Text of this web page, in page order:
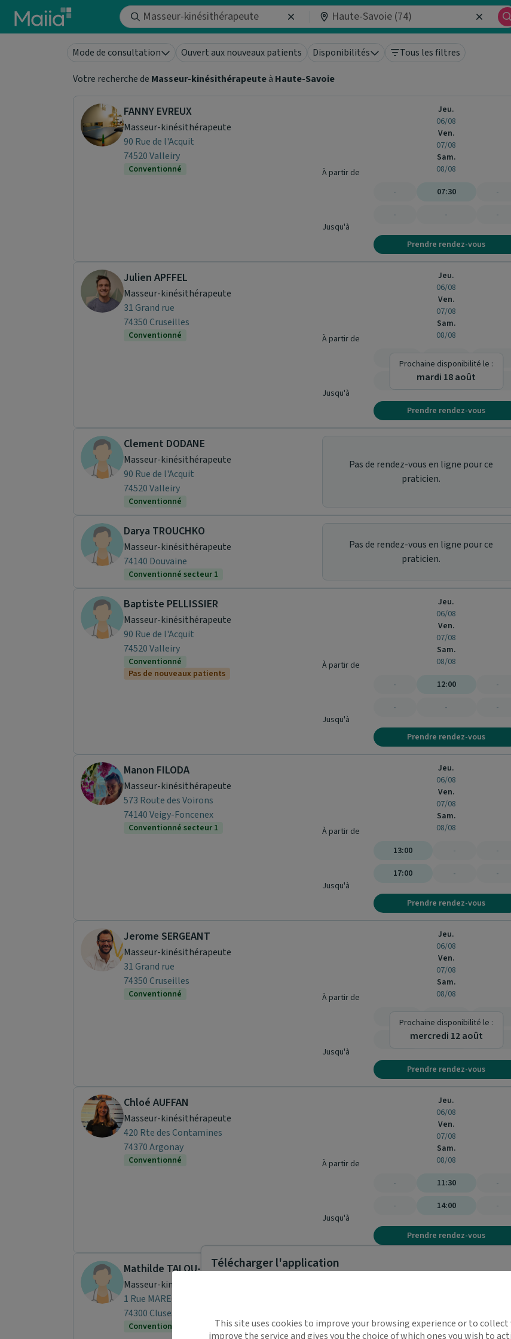
Aller au contenu principal
Mode de consultation Ouvert aux nouveaux patients Disponibilités
Tous les filtres
Votre recherche de Masseur-kinésithérapeuteà Haute-Savoie
FANNY EVREUX
Masseur-kinésithérapeute
90 Rue de l'Acquit
74520 Valleiry
Conventionné À partir de
Jusqu'à
Jeu.
06/08
Ven.
07/08
Sam.
08/08
-
-
07:30
-
-
-
Prendre rendez-vous
Julien APFFEL
Masseur-kinésithérapeute
31 Grand rue
74350 Cruseilles
Conventionné À partir de
Jusqu'à
Jeu.
06/08
Ven.
07/08
Sam.
08/08
-
Prochaine disponibilité le :
mardi 18 août
Prendre rendez-vous
Clement DODANE
Masseur-kinésithérapeute
90 Rue de l'Acquit
74520 Valleiry
Conventionné
Pas de rendez-vous en ligne pour ce
praticien.
Darya TROUCHKO
Masseur-kinésithérapeute
74140 Douvaine
Conventionné secteur 1
Pas de rendez-vous en ligne pour ce
praticien.
Baptiste PELLISSIER
Masseur-kinésithérapeute
90 Rue de l'Acquit
74520 Valleiry
Conventionné
Pas de nouveaux patients
À partir de
Jusqu'à
Jeu.
06/08
Ven.
07/08
Sam.
08/08
-
-
12:00
-
-
-
Prendre rendez-vous
Manon FILODA
Masseur-kinésithérapeute
573 Route des Voirons
74140 Veigy-Foncenex
Conventionné secteur 1 À partir de
Jusqu'à
Jeu.
06/08
Ven.
07/08
Sam.
08/08
13:00
17:00
-
-
-
-
Prendre rendez-vous
Jerome SERGEANT
Masseur-kinésithérapeute
31 Grand rue
74350 Cruseilles
Conventionné À partir de
Jusqu'à
Jeu.
06/08
Ven.
07/08
Sam.
08/08
-
Prochaine disponibilité le :
mercredi 12 août
Prendre rendez-vous
Chloé AUFFAN
Masseur-kinésithérapeute
420 Rte des Contamines
74370 Argonay
Conventionné À partir de
Jusqu'à
Jeu.
06/08
Ven.
07/08
Sam.
08/08
-
-
11:30
14:00
-
-
Prendre rendez-vous
Mathilde TALOU-DERIBLE
Masseur-kinésithérapeute
1 Rue MARECHAL LECLERC
74300 Cluses
Conventionné À partir de
08/08
Télécharger l'application
déplacement !
This site uses cookies to improve your browsing experience or to
improve the service and gives you the choice of which ones you wish to